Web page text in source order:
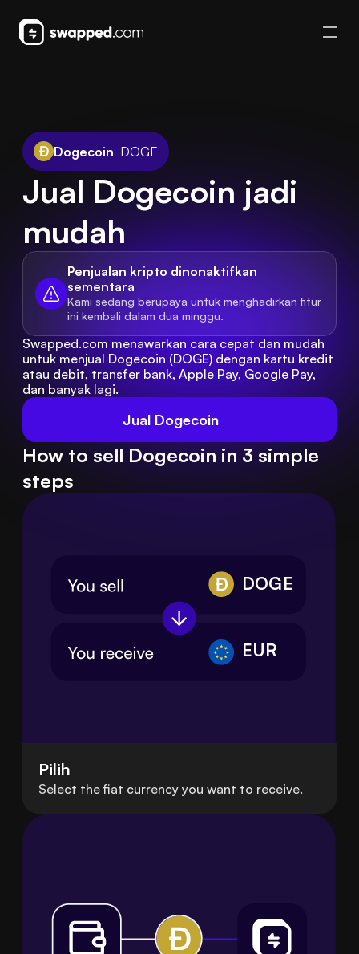
Dogecoin DOGE
Jual Dogecoin jadi
mudah
Penjualan kripto dinonaktifkan
sementara
Kami sedang berupaya untuk menghadirkan fitur
ini kembali dalam dua minggu.
Swapped.com menawarkan cara cepat dan mudah
untuk menjual Dogecoin (DOGE) dengan kartu kredit
atau debit, transfer bank, Apple Pay, Google Pay,
dan banyak lagi.
How to sell Dogecoin in 3 simple
steps
DOGE
EUR
Pilih
Select the fiat currency you want to receive.
Jual Dogecoin